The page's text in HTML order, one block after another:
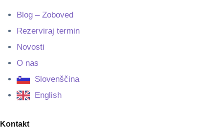
Blog – Zoboved
Rezerviraj termin
Novosti
O nas
Slovenščina
English
Kontakt